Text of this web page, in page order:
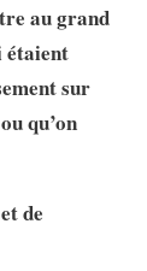
au grand
étaient
sur
qu’on
de